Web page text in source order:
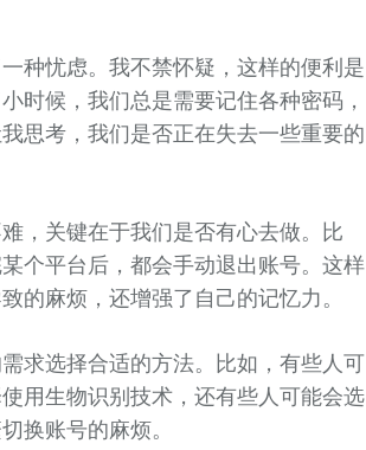
种忧虑。我不禁怀疑，这样的便利是
时候，我们总是需要记住各种密码，
思考，我们是否正在失去一些重要的
，关键在于我们是否有心去做。比
个平台后，都会手动退出账号。这样
的麻烦，还增强了自己的记忆力。
求选择合适的方法。比如，有些人可
用生物识别技术，还有些人可能会选
换账号的麻烦。